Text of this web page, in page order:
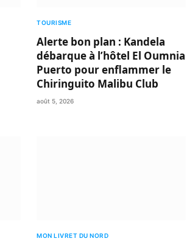
TOURISME
Alerte bon plan : Kandela
débarque à l’hôtel El Oumnia
Puerto pour enflammer le
Chiringuito Malibu Club
août 5, 2026
MON LIVRET DU NORD